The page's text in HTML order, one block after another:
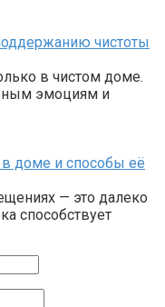
чистоты
в чистом доме.
эмоциям и
доме и способы её
— это далеко
способствует